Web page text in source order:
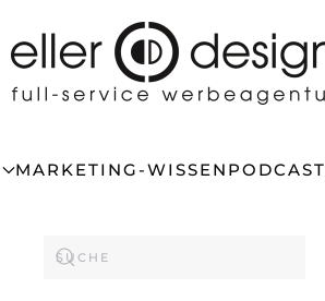
MARKETING-WISSEN PODCAST